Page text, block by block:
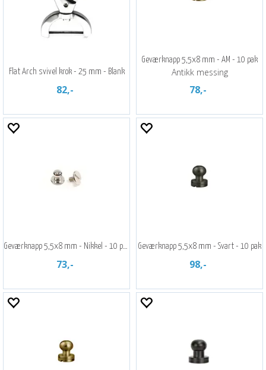
Flat Arch svivel krok - 25 mm - Blank
82,-
Geværknapp 5,5x8 mm - AM - 10 pak
Antikk messing
78,-
Geværknapp 5,5x8 mm - Nikkel - 10 pak
73,-
Geværknapp 5,5x8 mm - Svart - 10 pak
98,-